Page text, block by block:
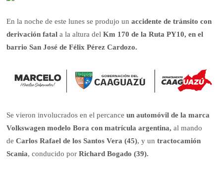
En la noche de este lunes se produjo unaccidente de tránsito con
derivación fatala la altura del Km 170 de la Ruta PY10, en el
barrio San José de Félix Pérez Cardozo.
Se vieron involucrados en el percanceun automóvil de la marca
Volkswagen modelo Bora con matrícula argentina, al mando
deCarlos Rafael de los Santos Vera (45), y untractocamión
Scania, conducido porRichard Bogado (39).